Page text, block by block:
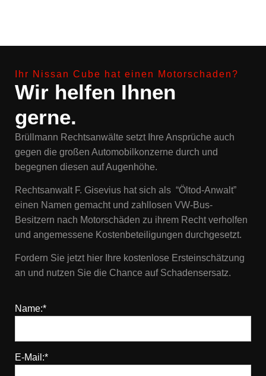
Ihr Nissan Cube hat einen Motorschaden?
Wir helfen Ihnen
gerne.
Brüllmann Rechtsanwälte setzt Ihre Ansprüche auch
gegen die großen Automobilkonzerne durch und
begegnen diesen auf Augenhöhe.
Rechtsanwalt F. Gisevius hat sich als “Öltod-Anwalt”
einen Namen gemacht und zahllosen VW-Bus-
Besitzern nach Motorschäden zu ihrem Recht verholfen
und angemessene Kostenbeteiligungen durchgesetzt.
Fordern Sie jetzt hier Ihre kostenlose Ersteinschätzung
an und nutzen Sie die Chance auf Schadensersatz.
Name:*
E-Mail:*